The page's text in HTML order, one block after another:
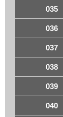
035
036
037
038
039
040